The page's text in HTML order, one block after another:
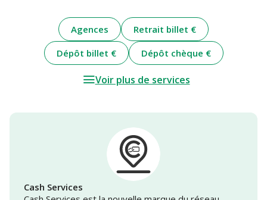
Agences
Retrait billet €
Dépôt billet €
Dépôt chèque €
Voir plus de services
Cash Services